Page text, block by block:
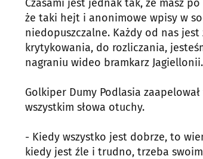
Czasami jest jednak tak, że masz
że taki hejt i anonimowe wpisy w
niedopuszczalne. Każdy od nas
krytykowania, do rozliczania,
nagraniu wideo bramkarz Jagiellonii.
Golkiper Dumy Podlasia
wszystkim słowa otuchy.
- Kiedy wszystko jest dobrze, to
kiedy jest źle i trudno, trzeba